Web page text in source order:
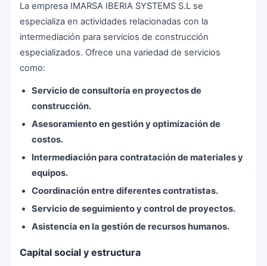
La empresa IMARSA IBERIA SYSTEMS S.L se
especializa en actividades relacionadas con la
intermediación para servicios de construcción
especializados. Ofrece una variedad de servicios
como:
Servicio de consultoría en proyectos de
construcción.
Asesoramiento en gestión y optimización de
costos.
Intermediación para contratación de materiales y
equipos.
Coordinación entre diferentes contratistas.
Servicio de seguimiento y control de proyectos.
Asistencia en la gestión de recursos humanos.
Capital social y estructura